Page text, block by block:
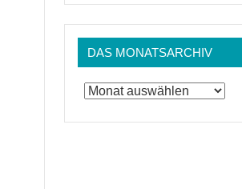
DAS MONATSARCHIV
Das